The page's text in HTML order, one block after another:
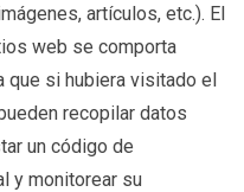
artículos, etc.). El
web se comporta
que si hubiera visitado el
recopilar datos
un código de
y monitorear su